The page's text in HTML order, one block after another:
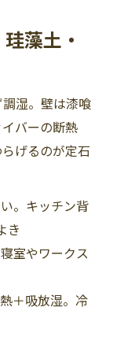
藻土・
湿。壁は漆喰
バーの断熱
げるのが定石
。キッチン背
き
室やワークス
＋吸放湿。冷